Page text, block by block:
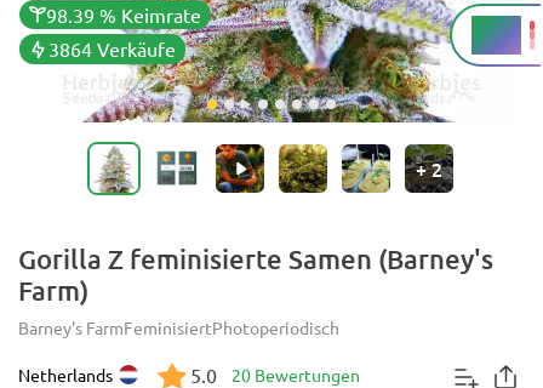
98.39 % Keimrate
3864 Verkäufe
24 %
THC
+2
Gorilla Z feminisierte Samen (Barney's
Farm)
Barney's FarmFeminisiertPhotoperiodisch
Netherlands 5.0 20 Bewertungen